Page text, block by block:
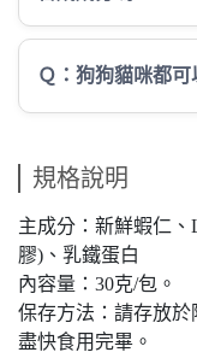
Ｑ：狗狗貓咪都
規格說明
主成分：新鮮蝦仁
膠)、乳鐵蛋白
內容量：30克/包。
保存方法：請存放
盡快食用完畢。